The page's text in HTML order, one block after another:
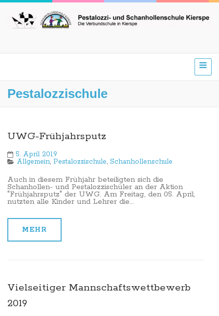
Pestalozzischule
UWG-Frühjahrsputz
5. April 2019
Allgemein, Pestalozzischule, Schanhollenschule
Auch in diesem Frühjahr beteiligten sich die
Schanhollen- und Pestalozzischüler an der Aktion
"Frühjahrsputz" der UWG. Am Freitag, den 05. April,
nutzten alle Kinder und Lehrer die...
MEHR
Vielseitiger Mannschaftswettbewerb
2019